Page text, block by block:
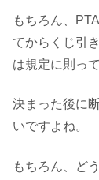
もちろん、
てからくじ引
は規定に則っ
決まった後に
いですよね。
もちろん、ど